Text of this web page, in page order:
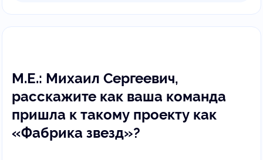
М.Е.: Михаил Сергеевич,
расскажите как ваша команда
пришла к такому проекту как
«Фабрика звезд»?